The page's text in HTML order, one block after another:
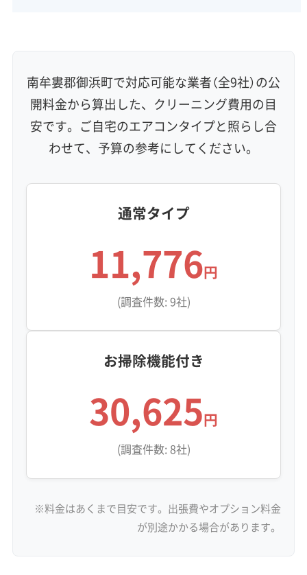
エコ洗剤使用
アレルギー対策
ハウスダスト除去
地域密着型
フランチャイズ
利便性・サービス (12)
定額料金 複数台割引 初回割引
定期メンテナンス
南牟婁郡御浜町で対応可能な業者（全9社）の公
開料金から算出した、クリーニング費用の目
安です。ご自宅のエアコンタイプと照らし合
わせて、予算の参考にしてください。
通常タイプ
11,776円
(調査件数: 9社)
お掃除機能付き
30,625円
(調査件数: 8社)
※料金はあくまで目安です。出張費やオプション料金
が別途かかる場合があります。